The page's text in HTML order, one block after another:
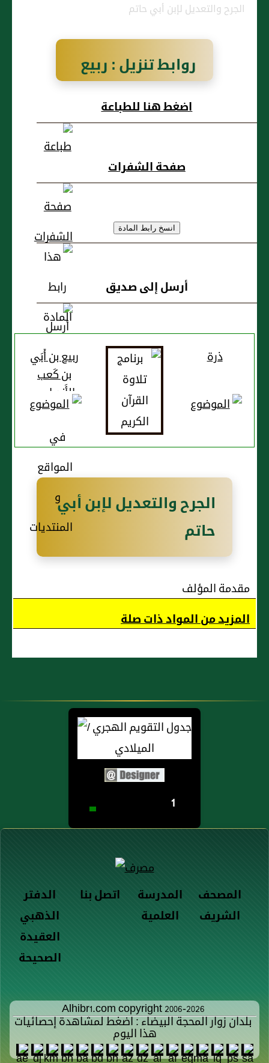
الجرح والتعديل لإبن أبي حاتم
روابط تنزيل : ربيع
بن إياس بن عَمرو،
بدري، أنصاري
اضغط هنا للطباعة
صفحة الشفرات
أرسل إلى صديق
ذرة
ربيع بن أُبَي
بن كَعب
الأَنصاري،
ويُقال: ربيع
بن كعب بن
عجرة
الجرح والتعديل لإبن أبي
حاتم
مقدمة المؤلف
المزيد من المواد ذات صلة
1
الدفتر
الذهبي
اتصل بنا
المدرسة
العلمية
المصحف
الشريف
العقيدة
الصحيحة
Alhibr1.com copyright 2006-2026
بلدان زوار المحجة البيضاء : اضغط لمشاهدة إحصائيات
هذا اليوم